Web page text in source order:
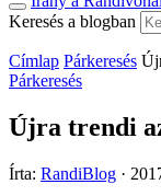
Keresés a blogban
Címlap Párkeresés
Párkeresés
Újra trendi
Írta: RandiBlog ·